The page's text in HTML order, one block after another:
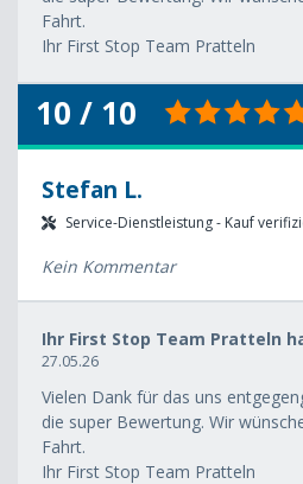
Fahrt.
Ihr First Stop Team Pratteln
10 / 10
Stefan L.
Service-Dienstleistung - Kauf
Kein Kommentar
Ihr First Stop Team Pratteln
27.05.26
Vielen Dank für das uns
die super Bewertung. Wir
Fahrt.
Ihr First Stop Team Pratteln